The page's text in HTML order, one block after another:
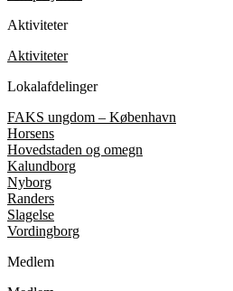
Aktiviteter
Aktiviteter
Lokalafdelinger
FAKS ungdom – København
Horsens
Hovedstaden og omegn
Kalundborg
Nyborg
Randers
Slagelse
Vordingborg
Medlem